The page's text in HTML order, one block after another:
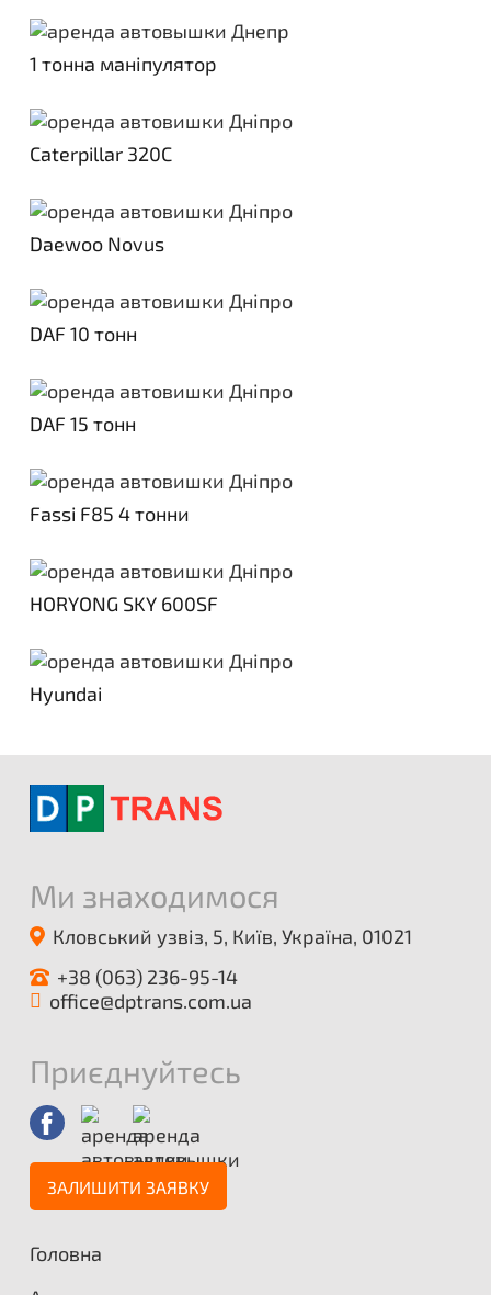
1 тонна маніпулятор
Caterpillar 320C
Daewoo Novus
DAF 10 тонн
DAF 15 тонн
Fassi F85 4 тонни
HORYONG SKY 600SF
Hyundai
Ми знаходимося
Кловський узвіз, 5, Київ, Україна, 01021
+38 (063) 236-95-14
office@dptrans.com.ua
Приєднуйтесь
ЗАЛИШИТИ ЗАЯВКУ
Головна